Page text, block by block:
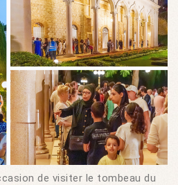
de visiter le tombeau du